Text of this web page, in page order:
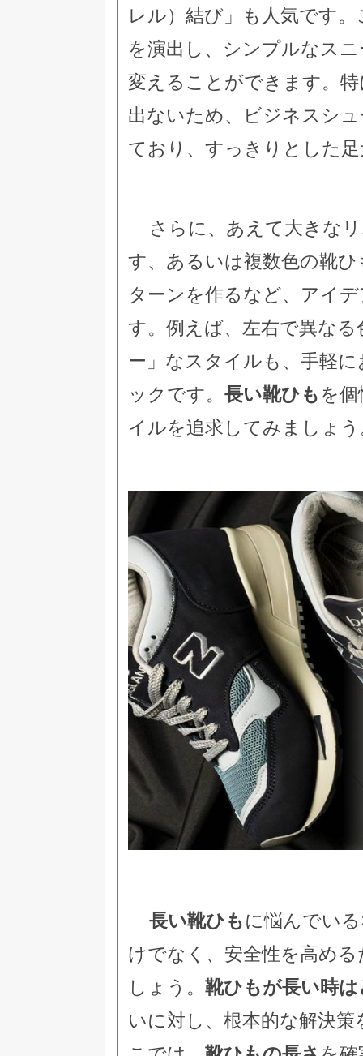
レル）結び」も人気です
を演出し、シンプルなス
変えることができます。
出ないため、ビジネスシ
ており、すっきりとした
さらに、あえて大きな
す、あるいは複数色の靴
ターンを作るなど、アイ
す。例えば、左右で異な
ー」なスタイルも、手軽
ックです。 長い靴ひもを
イルを追求してみましょ
長い靴ひもに悩んでい
けでなく、安全性を高め
しょう。 靴ひもが長い時
いに対し、根本的な解決